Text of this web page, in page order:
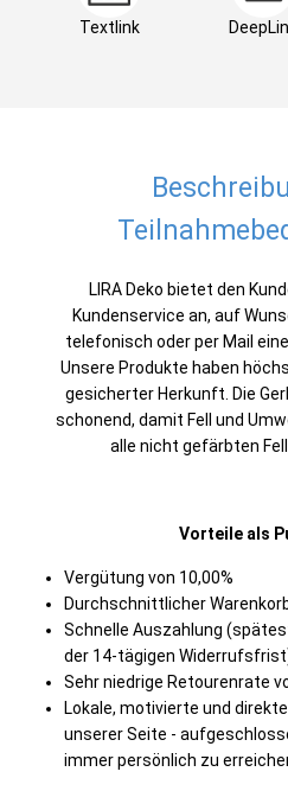
Textlink
LIRA Deko bietet den
Kundenservice an, auf
telefonisch oder per Mail
Unsere Produkte haben
gesicherter Herkunft. Die
schonend, damit Fell und
alle nicht gefärbten
Vorteile als
Vergütung von 10,00%
Durchschnittlicher
Schnelle Auszahlung
der 14-tägigen
Sehr niedrige Retourenrate
Lokale, motivierte und
unserer Seite -
immer persönlich zu